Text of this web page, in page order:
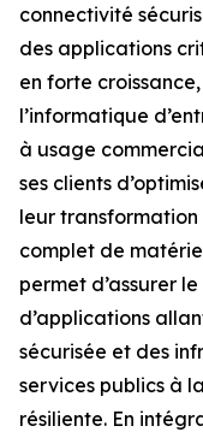
connectivité
des applications
en forte
l’informatique
à usage
ses clients
leur
complet de
permet d’assurer
d’applications
sécurisée et des
services publics à
résiliente. En